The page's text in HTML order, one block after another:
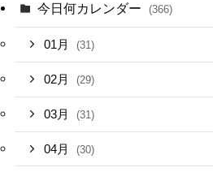
今日何カレンダー (366)
01月 (31)
02月 (29)
03月 (31)
04月 (30)